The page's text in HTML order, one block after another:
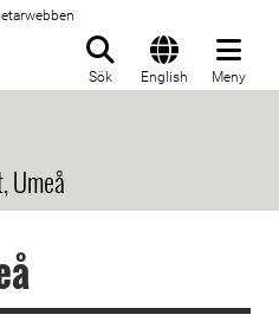
Sök English Meny
Umeå